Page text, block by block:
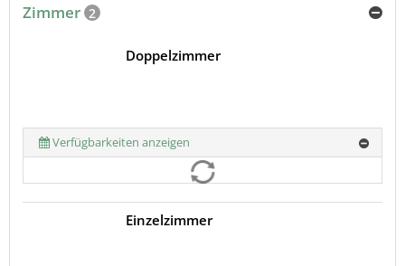
Zimmer 2
Doppelzimmer
Verfügbarkeiten anzeigen
Einzelzimmer